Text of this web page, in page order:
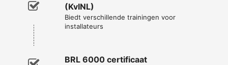
(KvINL)
Biedt verschillende trainingen voor
installateurs
BRL 6000 certificaat